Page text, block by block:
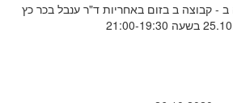
- קבוצה ב בזום באחריות ד"ר ענבל בכר כץ
21:00-19:30